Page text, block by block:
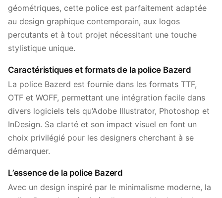
géométriques, cette police est parfaitement adaptée
au design graphique contemporain, aux logos
percutants et à tout projet nécessitant une touche
stylistique unique.
Caractéristiques et formats de la police Bazerd
La police Bazerd est fournie dans les formats TTF,
OTF et WOFF, permettant une intégration facile dans
divers logiciels tels qu’Adobe Illustrator, Photoshop et
InDesign. Sa clarté et son impact visuel en font un
choix privilégié pour les designers cherchant à se
démarquer.
L’essence de la police Bazerd
Avec un design inspiré par le minimalisme moderne, la